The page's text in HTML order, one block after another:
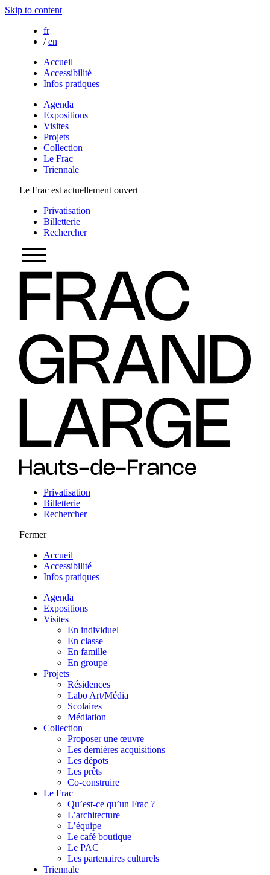
Skip to content
fr
/ en
Accueil
Accessibilité
Infos pratiques
Agenda
Expositions
Visites
Projets
Collection
Le Frac
Triennale
Le Frac est actuellement ouvert
Privatisation
Billetterie
Rechercher
Privatisation
Billetterie
Rechercher
Fermer
Accueil
Accessibilité
Infos pratiques
Agenda
Expositions
Visites
En individuel
En classe
En famille
En groupe
Projets
Résidences
Labo Art/Média
Scolaires
Médiation
Collection
Proposer une œuvre
Les dernières acquisitions
Les dépots
Les prêts
Co-construire
Le Frac
Qu’est-ce qu’un Frac ?
L’architecture
L’équipe
Le café boutique
Le PAC
Les partenaires culturels
Triennale